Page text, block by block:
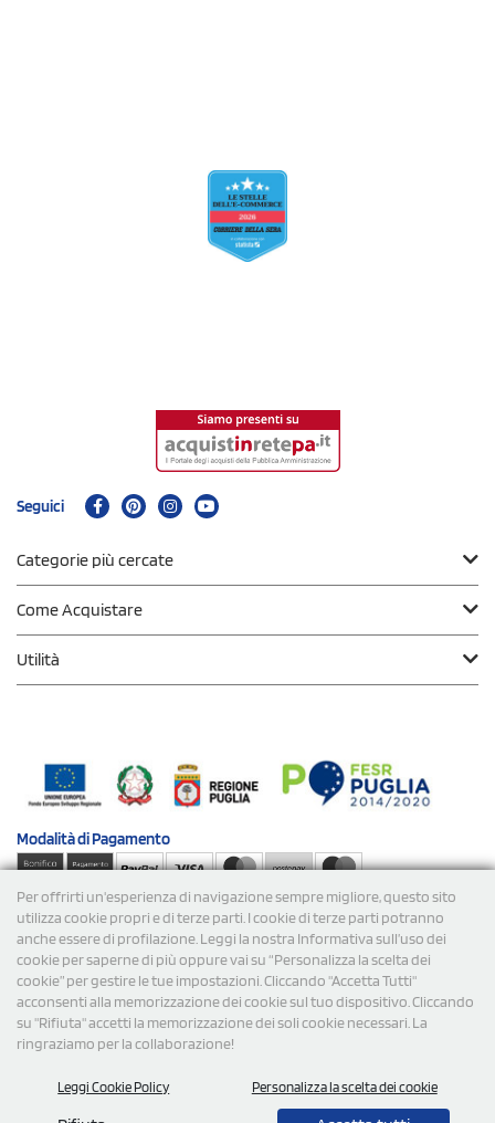
Per offrirti un'esperienza di navigazione sempre migliore, questo sito
utilizza cookie propri e di terze parti. I cookie di terze parti potranno
anche essere di profilazione. Leggi la nostra Informativa sull’uso dei
cookie per saperne di più oppure vai su “Personalizza la scelta dei
cookie” per gestire le tue impostazioni. Cliccando "Accetta Tutti"
acconsenti alla memorizzazione dei cookie sul tuo dispositivo. Cliccando
su "Rifiuta" accetti la memorizzazione dei soli cookie necessari. La
ringraziamo per la collaborazione!
Leggi Cookie Policy Personalizza la scelta dei cookie
Seguici
Categorie più cercate
Come Acquistare
Utilità
Modalità diPagamento
Spedizioni
P.Iva/C.F. 09734470967 - N° Rea MI-2110632